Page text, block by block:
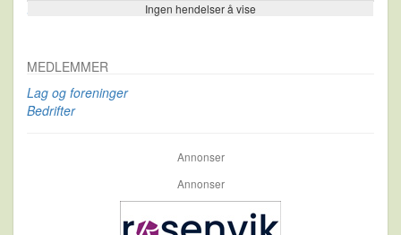
Ingen hendelser å vise
Se flere…
MEDLEMMER
Lag og foreninger
Bedrifter
Annonser
Annonser